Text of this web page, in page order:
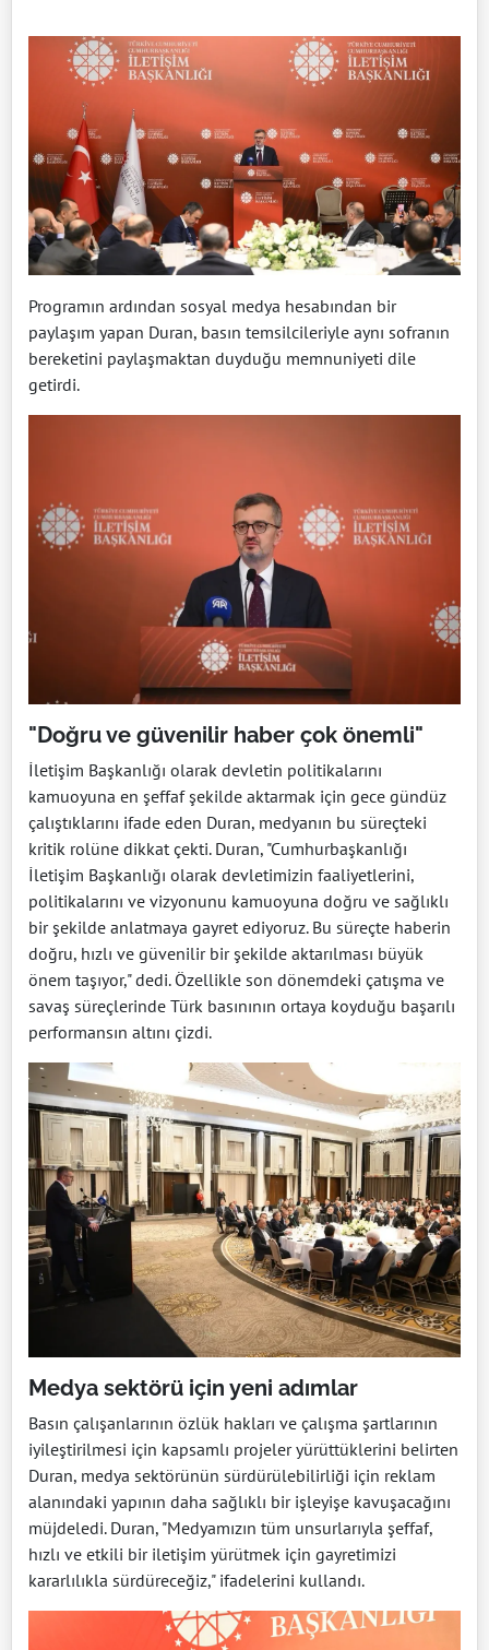
Programın ardından sosyal medya hesabından bir
paylaşım yapan Duran, basın temsilcileriyle aynı sofranın
bereketini paylaşmaktan duyduğu memnuniyeti dile
getirdi.
"Doğru ve güvenilir haber çok önemli"
İletişim Başkanlığı olarak devletin politikalarını
kamuoyuna en şeffaf şekilde aktarmak için gece gündüz
çalıştıklarını ifade eden Duran, medyanın bu süreçteki
kritik rolüne dikkat çekti. Duran, "Cumhurbaşkanlığı
İletişim Başkanlığı olarak devletimizin faaliyetlerini,
politikalarını ve vizyonunu kamuoyuna doğru ve sağlıklı
bir şekilde anlatmaya gayret ediyoruz. Bu süreçte haberin
doğru, hızlı ve güvenilir bir şekilde aktarılması büyük
önem taşıyor," dedi. Özellikle son dönemdeki çatışma ve
savaş süreçlerinde Türk basınının ortaya koyduğu başarılı
performansın altını çizdi.
Medya sektörü için yeni adımlar
Basın çalışanlarının özlük hakları ve çalışma şartlarının
iyileştirilmesi için kapsamlı projeler yürüttüklerini belirten
Duran, medya sektörünün sürdürülebilirliği için reklam
alanındaki yapının daha sağlıklı bir işleyişe kavuşacağını
müjdeledi. Duran, "Medyamızın tüm unsurlarıyla şeffaf,
hızlı ve etkili bir iletişim yürütmek için gayretimizi
kararlılıkla sürdüreceğiz," ifadelerini kullandı.